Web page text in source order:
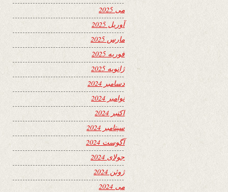
می 2025
آوریل 2025
مارس 2025
فوریه 2025
ژانویه 2025
دسامبر 2024
نوامبر 2024
اکتبر 2024
سپتامبر 2024
آگوست 2024
جولای 2024
ژوئن 2024
می 2024